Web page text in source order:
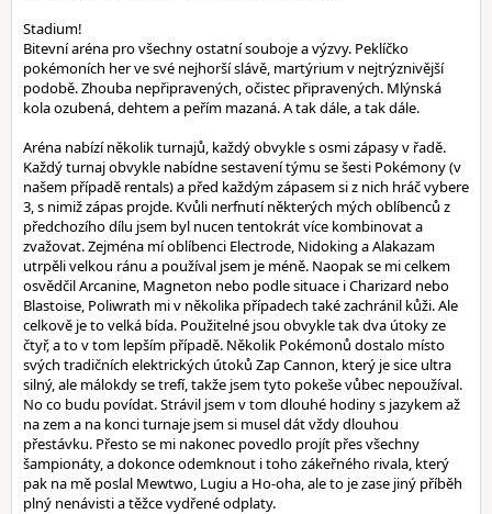
Stadium!
Bitevní aréna pro všechny ostatní souboje a výzvy. Peklíčko
pokémoních her ve své nejhorší slávě, martýrium v nejtrýznivější
podobě. Zhouba nepřipravených, očistec připravených. Mlýnská
kola ozubená, dehtem a peřím mazaná. A tak dále, a tak dále.
Aréna nabízí několik turnajů, každý obvykle s osmi zápasy v řadě.
Každý turnaj obvykle nabídne sestavení týmu se šesti Pokémony (v
našem případě rentals) a před každým zápasem si z nich hráč vybere
3, s nimiž zápas projde. Kvůli nerfnutí některých mých oblíbenců z
předchozího dílu jsem byl nucen tentokrát více kombinovat a
zvažovat. Zejména mí oblíbenci Electrode, Nidoking a Alakazam
utrpěli velkou ránu a používal jsem je méně. Naopak se mi celkem
osvědčil Arcanine, Magneton nebo podle situace i Charizard nebo
Blastoise, Poliwrath mi v několika případech také zachránil kůži. Ale
celkově je to velká bída. Použitelné jsou obvykle tak dva útoky ze
čtyř, a to v tom lepším případě. Několik Pokémonů dostalo místo
svých tradičních elektrických útoků Zap Cannon, který je sice ultra
silný, ale málokdy se trefí, takže jsem tyto pokeše vůbec nepoužíval.
No co budu povídat. Strávil jsem v tom dlouhé hodiny s jazykem až
na zem a na konci turnaje jsem si musel dát vždy dlouhou
přestávku. Přesto se mi nakonec povedlo projít přes všechny
šampionáty, a dokonce odemknout i toho zákeřného rivala, který
pak na mě poslal Mewtwo, Lugiu a Ho-oha, ale to je zase jiný příběh
plný nenávisti a těžce vydřené odplaty.